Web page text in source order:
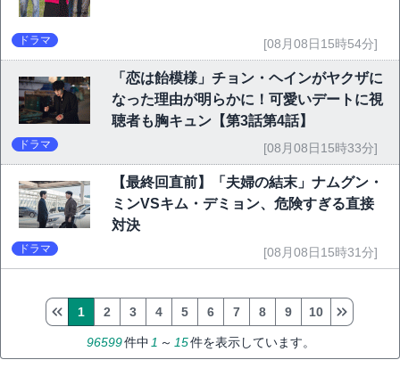
ドラマ [08月08日15時54分]
「恋は飴模様」チョン・ヘインがヤクザに
なった理由が明らかに！可愛いデートに視
聴者も胸キュン【第3話第4話】
ドラマ [08月08日15時33分]
【最終回直前】「夫婦の結末」ナムグン・
ミンVSキム・デミョン、危険すぎる直接
対決
ドラマ [08月08日15時31分]
96599件中 1 ～ 15件を表示しています。
1 2 3 4 5 6 7 8 9 10